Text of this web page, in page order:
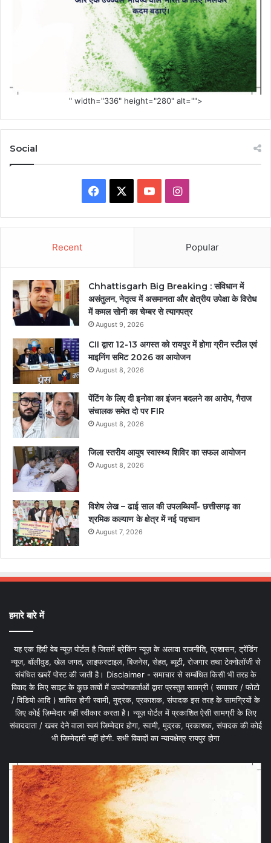
" width="336" height="280" alt="">
Social
Facebook YouTubeInstagram
Recent Popular
Chhattisgarh Big Breaking : संविधान में
असंतुलन, नेतृत्व में असमानता और क्षेत्रीय उपेक्षा के विरोध
में कमल सोनी का चेम्बर से त्यागपत्र
August 9, 2026
CII द्वारा 12-13 अगस्त को रायपुर में होगा ग्रीन स्टील एवं
माइनिंग समिट 2026 का आयोजन
August 8, 2026
पेंटिंग के लिए दी इनोवा का इंजन बदलने का आरोप, गैराज
संचालक समेत दो पर FIR
August 8, 2026
जिला स्तरीय आयुष स्वास्थ्य शिविर का सफल आयोजन
August 8, 2026
विशेष लेख – ढाई साल की उपलब्धियाँ- छत्तीसगढ़ का
श्रमिक कल्याण के क्षेत्र में नई पहचान
August 7, 2026
हमारे बारे में
यह एक हिंदी वेब न्यूज़ पोर्टल है जिसमें ब्रेकिंग न्यूज़ के अलावा राजनीति, प्रशासन, ट्रेंडिंग
न्यूज, बॉलीवुड, खेल जगत, लाइफस्टाइल, बिजनेस, सेहत, ब्यूटी, रोजगार तथा टेक्नोलॉजी से
संबंधित खबरें पोस्ट की जाती है। Disclaimer - समाचार से सम्बंधित किसी भी तरह के
विवाद के लिए साइट के कुछ तत्वों में उपयोगकर्ताओं द्वारा प्रस्तुत सामग्री ( समाचार / फोटो
/ विडियो आदि ) शामिल होगी स्वामी, मुद्रक, प्रकाशक, संपादक इस तरह के सामग्रियों के
लिए कोई ज़िम्मेदार नहीं स्वीकार करता है। न्यूज़ पोर्टल में प्रकाशित ऐसी सामग्री के लिए
संवाददाता / खबर देने वाला स्वयं जिम्मेदार होगा, स्वामी, मुद्रक, प्रकाशक, संपादक की कोई
भी जिम्मेदारी नहीं होगी. सभी विवादों का न्यायक्षेत्र रायपुर होगा